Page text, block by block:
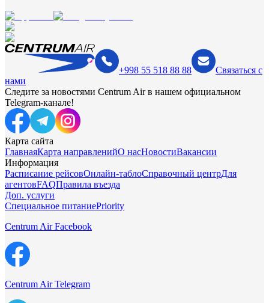
+998 55 518 88 88
Связаться с
нами
Следите за новостями Centrum Air в нашем официальном
Telegram-канале!
Карта сайта
ГлавнаяКарта направленийО насНовостиВакансии
Информация
Расписание рейсовОнлайн-таблоСправочный центрДля
агентовFAQПравила въезда
Доп. услуги
Специальное питаниеPriority
Centrum Air Facebook
Centrum Air Telegram